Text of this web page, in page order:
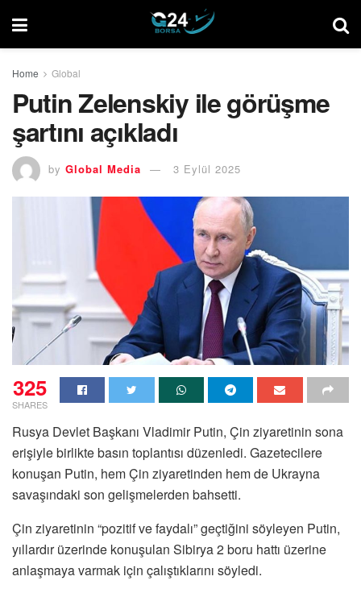
Home Global
Putin Zelenskiy ile görüşme
şartını açıkladı
by Global Media 3 Eylül 2025
325
SHARES
Rusya Devlet Başkanı Vladimir Putin, Çin ziyaretinin sona
erişiyle birlikte basın toplantısı düzenledi. Gazetecilere
konuşan Putin, hem Çin ziyaretinden hem de Ukrayna
savaşındaki son gelişmelerden bahsetti.
Çin ziyaretinin “pozitif ve faydalı” geçtiğini söyleyen Putin,
yıllardır üzerinde konuşulan Sibirya 2 boru hattı üzerine
anlaşmaya varmak için çalıştıklarını söyledi.